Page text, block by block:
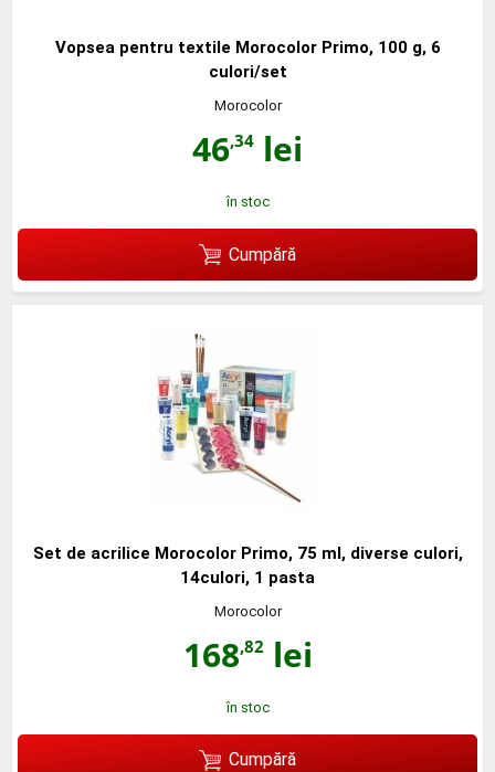
Vopsea pentru textile Morocolor Primo, 100 g, 6
culori/set
Morocolor
46,34 lei
în stoc
Cumpără
Set de acrilice Morocolor Primo, 75 ml, diverse culori,
14culori, 1 pasta
Morocolor
168,82lei
în stoc
Cumpără